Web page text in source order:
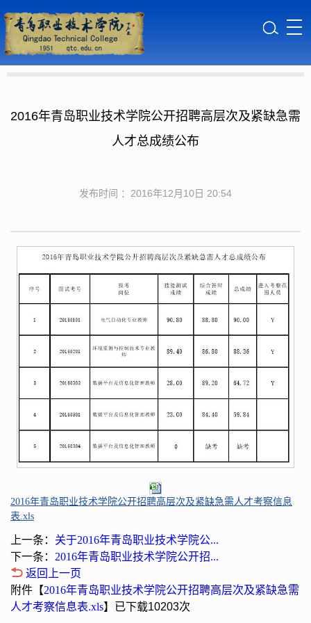
2016年青岛职业技术学院公开招聘高层次及紧缺急需
人才总成绩公布
发布时间 ：2016年12月10日 20:54
2016年青岛职业技术学院公开招聘高层次及紧缺急需人才考察信息
表.xls
上一条： 关于2016年青岛职业技术学院公...
下一条： 2016年青岛职业技术学院公开招...
返回上一页
附件【2016年青岛职业技术学院公开招聘高层次及紧缺急需
人才考察信息表.xls】已下载10203次